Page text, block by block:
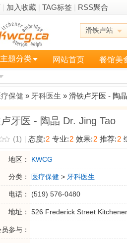
加入收藏 TAG标签 RSS聚合
滑铁卢站
题分类 网站首页 餐馆美
保健 » 牙科医生 » 滑铁卢牙医 - 陶
牙医 - 陶晶 Dr. Jing Tao
(1) 态度:2 专业:2 效果:2 推荐:2
地区： KWCG
分类： 医疗保健 > 牙科医生
电话： (519) 576-0480
地址： 526 Frederick Street
参与：